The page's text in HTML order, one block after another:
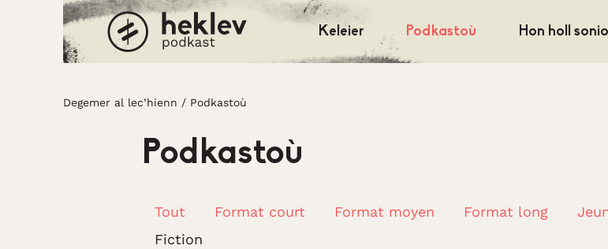
Degemer al lec’hienn
Keleier Podkastoù Hon holl
Degemer al lec’hienn / Podkastoù
Podkastoù
Tout Format court Format moyen Format long
Fiction